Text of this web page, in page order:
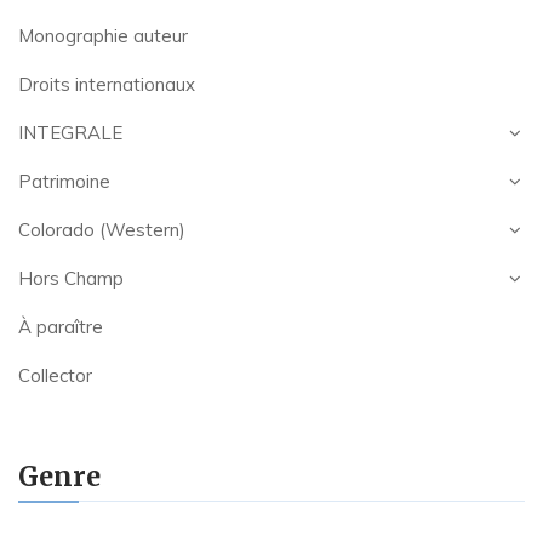
Monographie auteur
Droits internationaux
INTEGRALE
Patrimoine
Colorado (Western)
Hors Champ
À paraître
Collector
Genre